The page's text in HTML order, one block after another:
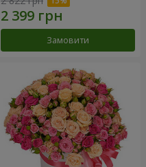
Замовити